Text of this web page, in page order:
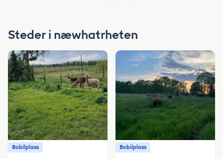
Steder i næwhatrheten
Bobilplass Bobilplass